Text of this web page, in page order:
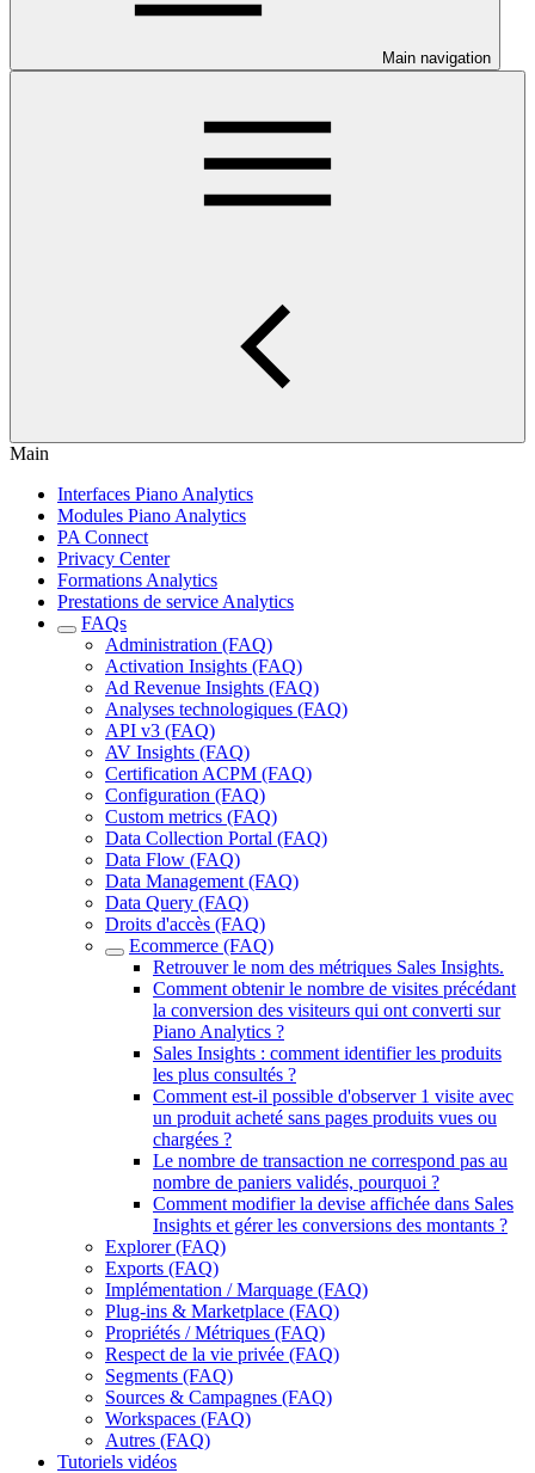
Main navigation
Main
Interfaces Piano Analytics
Modules Piano Analytics
PA Connect
Privacy Center
Formations Analytics
Prestations de service Analytics
FAQs
Administration (FAQ)
Activation Insights (FAQ)
Ad Revenue Insights (FAQ)
Analyses technologiques (FAQ)
API v3 (FAQ)
AV Insights (FAQ)
Certification ACPM (FAQ)
Configuration (FAQ)
Custom metrics (FAQ)
Data Collection Portal (FAQ)
Data Flow (FAQ)
Data Management (FAQ)
Data Query (FAQ)
Droits d'accès (FAQ)
Ecommerce (FAQ)
Retrouver le nom des métriques Sales Insights.
Comment obtenir le nombre de visites précédant
la conversion des visiteurs qui ont converti sur
Piano Analytics ?
Sales Insights : comment identifier les produits
les plus consultés ?
Comment est-il possible d'observer 1 visite avec
un produit acheté sans pages produits vues ou
chargées ?
Le nombre de transaction ne correspond pas au
nombre de paniers validés, pourquoi ?
Comment modifier la devise affichée dans Sales
Insights et gérer les conversions des montants ?
Explorer (FAQ)
Exports (FAQ)
Implémentation / Marquage (FAQ)
Plug-ins & Marketplace (FAQ)
Propriétés / Métriques (FAQ)
Respect de la vie privée (FAQ)
Segments (FAQ)
Sources & Campagnes (FAQ)
Workspaces (FAQ)
Autres (FAQ)
Tutoriels vidéos